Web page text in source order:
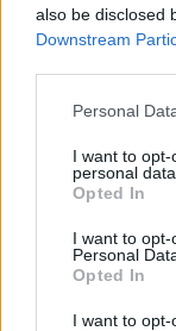
also be disclosed
Downstream
Please note that
not limited to
grant or deny
use your data for
consent section.
Personal
I want to
personal data.
Opted In
I want to
Personal
Opted In
I want to
Képző Keretező